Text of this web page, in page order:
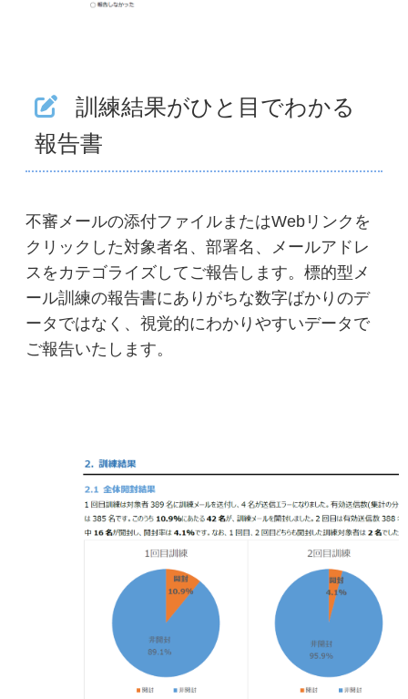
訓練結果がひと目でわかる
報告書
不審メールの添付ファイルまたはWebリンクを
クリックした対象者名、部署名、メールアドレ
スをカテゴライズしてご報告します。標的型メ
ール訓練の報告書にありがちな数字ばかりのデ
ータではなく、視覚的にわかりやすいデータで
ご報告いたします。